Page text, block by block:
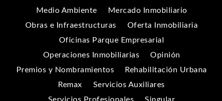
Medio Ambiente
Mercado Inmobiliario
Obras e Infraestructuras
Oferta Inmobiliaria
Oficinas Parque Empresarial
Operaciones Inmobiliarias
Opinión
Premios y Nombramientos
Rehabilitación Urbana
Remax
Servicios Auxiliares